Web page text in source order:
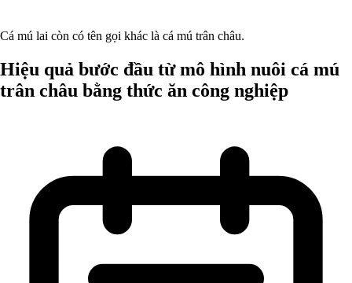
Cá mú lai còn có tên gọi khác là cá mú trân châu.
Hiệu quả bước đầu từ mô hình nuôi cá mú
trân châu bằng thức ăn công nghiệp